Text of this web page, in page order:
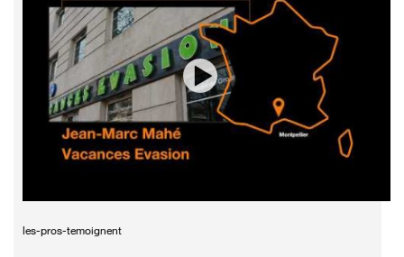
les-pros-temoignent